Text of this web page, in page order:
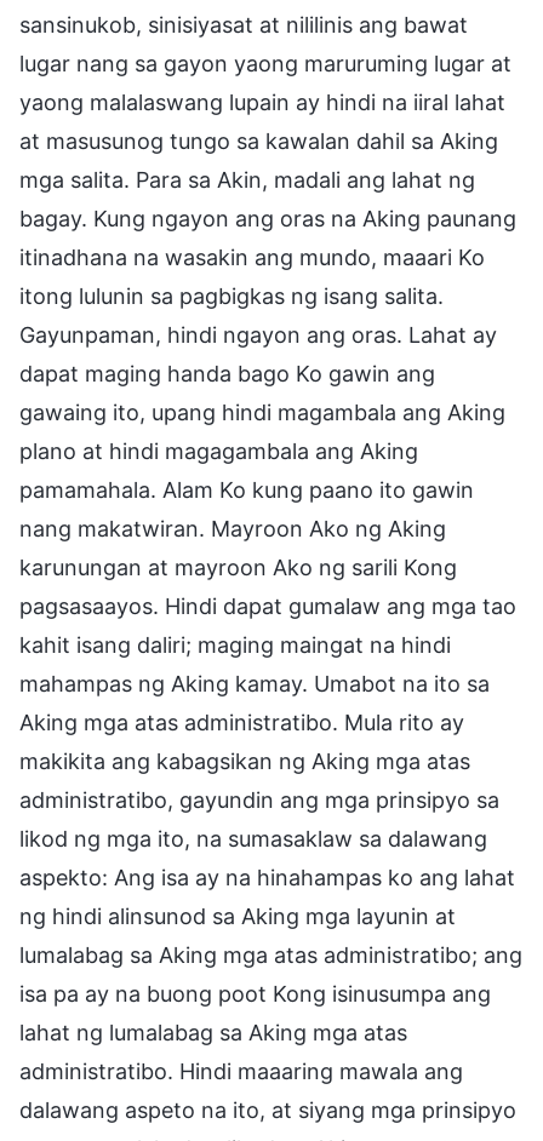
sansinukob, sinisiyasat at nililinis ang bawat
lugar nang sa gayon yaong maruruming lugar at
yaong malalaswang lupain ay hindi na iiral lahat
at masusunog tungo sa kawalan dahil sa Aking
mga salita. Para sa Akin, madali ang lahat ng
bagay. Kung ngayon ang oras na Aking paunang
itinadhana na wasakin ang mundo, maaari Ko
itong lulunin sa pagbigkas ng isang salita.
Gayunpaman, hindi ngayon ang oras. Lahat ay
dapat maging handa bago Ko gawin ang
gawaing ito, upang hindi magambala ang Aking
plano at hindi magagambala ang Aking
pamamahala. Alam Ko kung paano ito gawin
nang makatwiran. Mayroon Ako ng Aking
karunungan at mayroon Ako ng sarili Kong
pagsasaayos. Hindi dapat gumalaw ang mga tao
kahit isang daliri; maging maingat na hindi
mahampas ng Aking kamay. Umabot na ito sa
Aking mga atas administratibo. Mula rito ay
makikita ang kabagsikan ng Aking mga atas
administratibo, gayundin ang mga prinsipyo sa
likod ng mga ito, na sumasaklaw sa dalawang
aspekto: Ang isa ay na hinahampas ko ang lahat
ng hindi alinsunod sa Aking mga layunin at
lumalabag sa Aking mga atas administratibo; ang
isa pa ay na buong poot Kong isinusumpa ang
lahat ng lumalabag sa Aking mga atas
administratibo. Hindi maaaring mawala ang
dalawang aspeto na ito, at siyang mga prinsipyo